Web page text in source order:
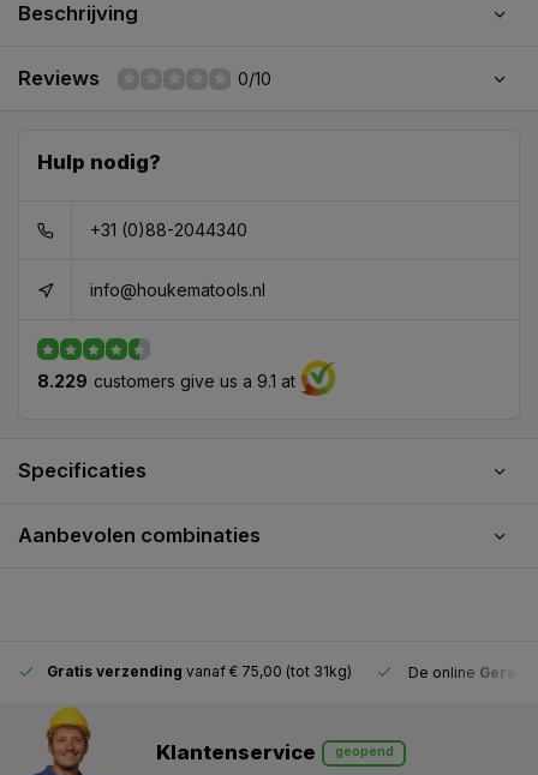
Beschrijving
Reviews 0/10
Hulp nodig?
+31 (0)88-2044340
info@houkematools.nl
8.229 customers give us a 9.1 at
Specificaties
Aanbevolen combinaties
Gratis verzending vanaf € 75,00 (tot 31kg) De online
Klantenservice geopend